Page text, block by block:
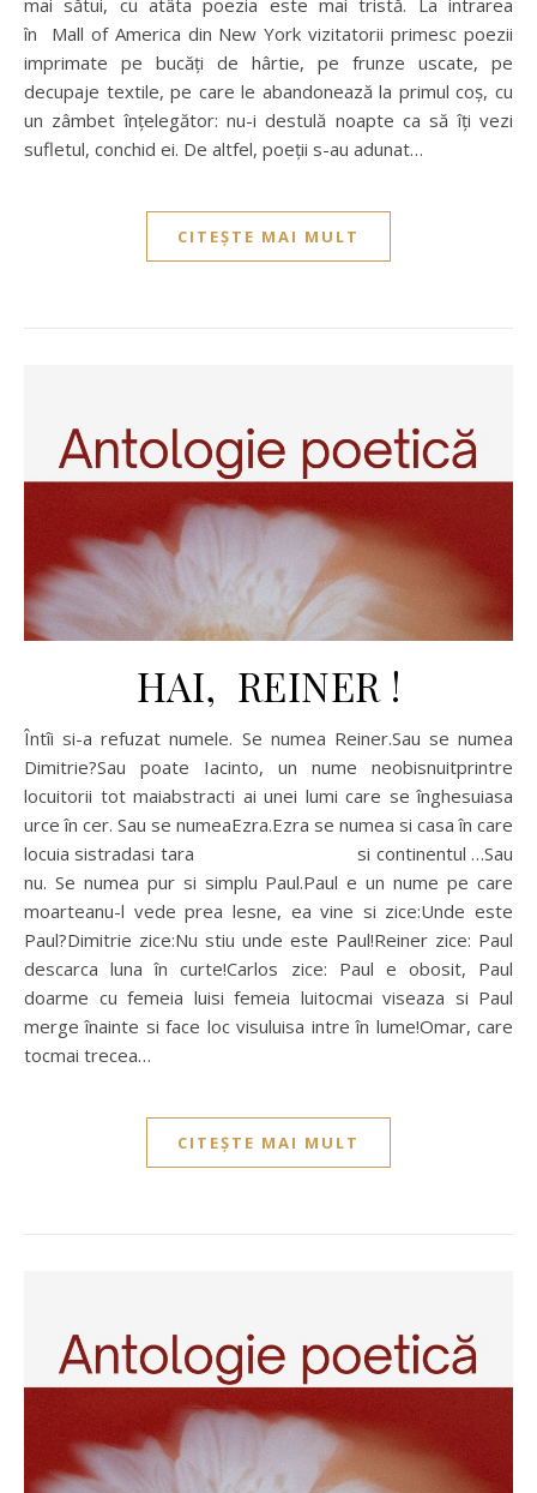
mai sătui, cu atâta poezia este mai tristă. La intrarea
în Mall of America din New York vizitatorii primesc poezii
imprimate pe bucăți de hârtie, pe frunze uscate, pe
decupaje textile, pe care le abandonează la primul coș, cu
un zâmbet înțelegător: nu-i destulă noapte ca să îți vezi
sufletul, conchid ei. De altfel, poeții s-au adunat…
CITEȘTE MAI MULT
HAI, REINER !
Întîi si-a refuzat numele. Se numea Reiner.Sau se numea
Dimitrie?Sau poate Iacinto, un nume neobisnuitprintre
locuitorii tot maiabstracti ai unei lumi care se înghesuiasa
urce în cer. Sau se numeaEzra.Ezra se numea si casa în care
locuia sistradasi tara si continentul …Sau
nu. Se numea pur si simplu Paul.Paul e un nume pe care
moarteanu-l vede prea lesne, ea vine si zice:Unde este
Paul?Dimitrie zice:Nu stiu unde este Paul!Reiner zice: Paul
descarca luna în curte!Carlos zice: Paul e obosit, Paul
doarme cu femeia luisi femeia luitocmai viseaza si Paul
merge înainte si face loc visuluisa intre în lume!Omar, care
tocmai trecea…
CITEȘTE MAI MULT